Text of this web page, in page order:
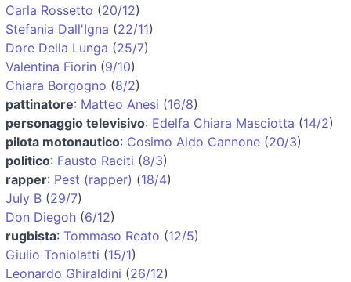
Carla Rossetto (20/12)
Stefania Dall'Igna (22/11)
Dore Della Lunga (25/7)
Valentina Fiorin (9/10)
Chiara Borgogno (8/2)
pattinatore: Matteo Anesi (16/8)
personaggio televisivo: Edelfa Chiara Masciotta (14/2)
pilota motonautico: Cosimo Aldo Cannone (20/3)
politico: Fausto Raciti (8/3)
rapper: Pest (rapper) (18/4)
July B (29/7)
Don Diegoh (6/12)
rugbista: Tommaso Reato (12/5)
Giulio Toniolatti (15/1)
Leonardo Ghiraldini (26/12)